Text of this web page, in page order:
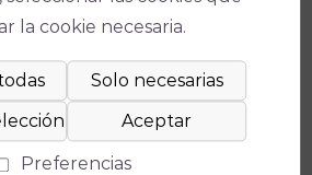
a nuestro boletín para
de la actualidad y de los
la cookie necesaria.
Preferencias